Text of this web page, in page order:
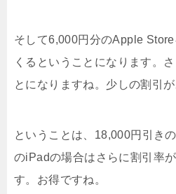
そして6,000円分のApple
くるということになります。
とになりますね。少しの割引が
ということは、18,000円引き
のiPadの場合はさらに割引率
す。お得ですね。